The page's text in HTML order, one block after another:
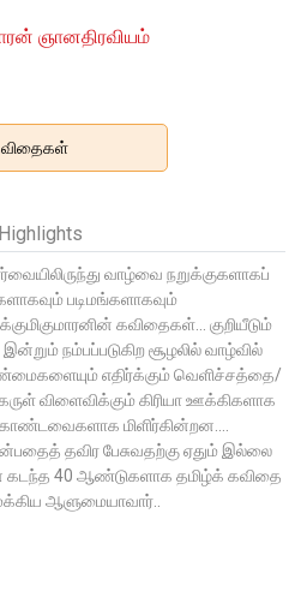
ஞானதிரவியம்
வாழ்வை நறுக்குகளாகப்
படிமங்களாகவும்
கவிதைகள்... குறியீடும்
நம்பப்படுகிற சூழலில் வாழ்வில்
எதிர்க்கும் வெளிச்சத்தை/
விளைவிக்கும் கிரியா ஊக்கிகளாக
மிளிர்கின்றன....
தவிர பேசுவதற்கு ஏதும் இல்லை
கடந்த 40 ஆண்டுகளாக தமிழ்க் கவிதை
ஆளுமையாவார்..